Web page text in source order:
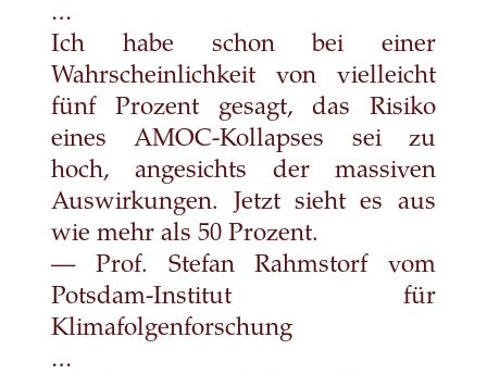
…
Ich habe schon bei einer
Wahrscheinlichkeit von vielleicht
fünf Prozent gesagt, das Risiko
eines AMOC-Kollapses sei zu
hoch, angesichts der massiven
Auswirkungen. Jetzt sieht es aus
wie mehr als 50 Prozent.
— Prof. Stefan Rahmstorf vom
Potsdam-Institut für
Klimafolgenforschung
…